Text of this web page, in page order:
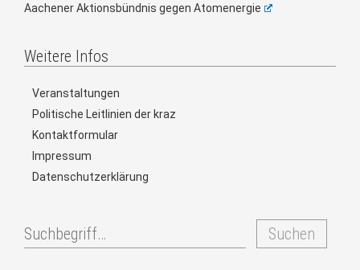
Aachener Aktionsbündnis gegen Atomenergie
Weitere Infos
Veranstaltungen
Politische Leitlinien der kraz
Kontaktformular
Impressum
Datenschutzerklärung
Suchen